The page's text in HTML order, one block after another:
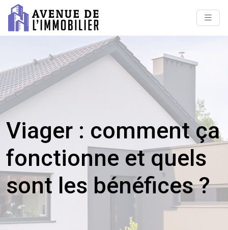
Viager : comment ça
fonctionne et quels
sont les bénéfices ?